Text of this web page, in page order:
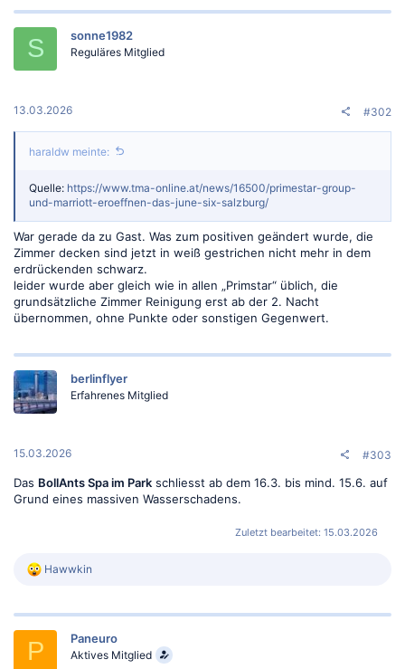
k
:
S sonne1982
Reguläres Mitglied
13.03.2026 #302
haraldw meinte:
Quelle: https://www.tma-online.at/news/16500/primestar-group-
und-marriott-eroeffnen-das-june-six-salzburg/
War gerade da zu Gast. Was zum positiven geändert wurde, die
Zimmer decken sind jetzt in weiß gestrichen nicht mehr in dem
erdrückenden schwarz.
leider wurde aber gleich wie in allen „Primstar“ üblich, die
grundsätzliche Zimmer Reinigung erst ab der 2. Nacht
übernommen, ohne Punkte oder sonstigen Gegenwert.
berlinflyer
Erfahrenes Mitglied
15.03.2026 #303
Das BollAnts Spa im Park schliesst ab dem 16.3. bis mind. 15.6. auf
Grund eines massiven Wasserschadens.
Zuletzt bearbeitet: 15.03.2026
R
k
Hawwkin
P Paneuro
Aktives Mitglied